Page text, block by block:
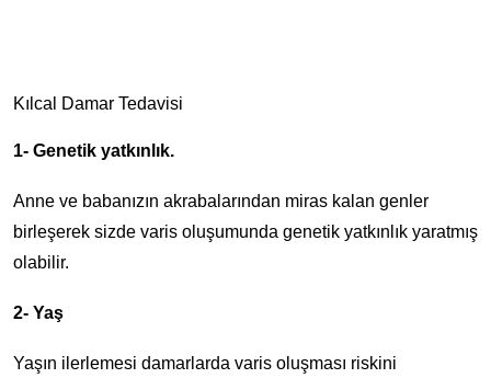
Kılcal Damar Tedavisi
1- Genetik yatkınlık.
Anne ve babanızın akrabalarından miras kalan genler
birleşerek sizde varis oluşumunda genetik yatkınlık yaratmış
olabilir.
2- Yaş
Yaşın ilerlemesi damarlarda varis oluşması riskini